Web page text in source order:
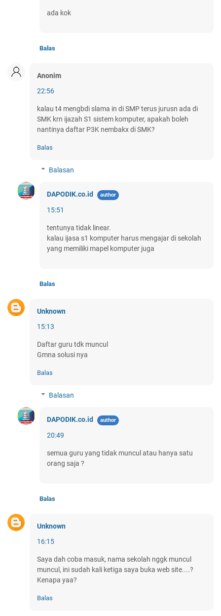
ada kok
Balas
Anonim
22:56
kalau t4 mengbdi slama in di SMP terus jurusn ada di
SMK krn ijazah S1 sistem komputer, apakah boleh
nantinya daftar P3K nembakx di SMK?
Balas
Balasan
DAPODIK.co.id
15:51
tentunya tidak linear.
kalau ijasa s1 komputer harus mengajar di sekolah
yang memiliki mapel komputer juga
Balas
Unknown
15:13
Daftar guru tdk muncul
Gmna solusi nya
Balas
Balasan
DAPODIK.co.id
20:49
semua guru yang tidak muncul atau hanya satu
orang saja ?
Balas
Unknown
16:15
Saya dah coba masuk, nama sekolah nggk muncul
muncul, ini sudah kali ketiga saya buka web site....?
Kenapa yaa?
Balas